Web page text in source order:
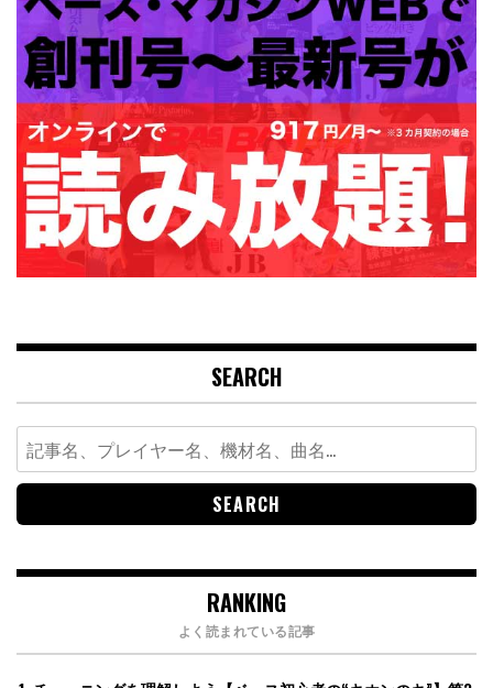
SEARCH
Search
for:
RANKING
よく読まれている記事